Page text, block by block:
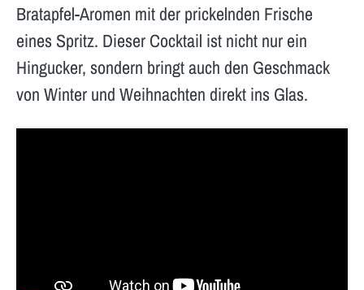
Bratapfel-Aromen mit der prickelnden Frische
eines Spritz. Dieser Cocktail ist nicht nur ein
Hingucker, sondern bringt auch den Geschmack
von Winter und Weihnachten direkt ins Glas.